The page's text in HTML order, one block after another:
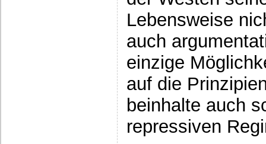
Lebensweise
auch
einzige
auf die
beinhalte auch
repressiven